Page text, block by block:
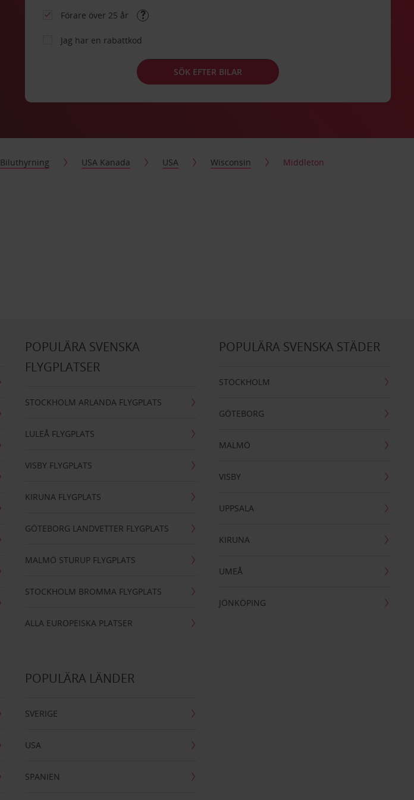
Förare över 25 år
Jag har en rabattkod
SÖK EFTER BILAR
Biluthyrning USA Kanada USA Wisconsin Middleton
POPULÄRA SVENSKA
FLYGPLATSER
STOCKHOLM ARLANDA FLYGPLATS
LULEÅ FLYGPLATS
VISBY FLYGPLATS
KIRUNA FLYGPLATS
GÖTEBORG LANDVETTER FLYGPLATS
MALMÖ STURUP FLYGPLATS
STOCKHOLM BROMMA FLYGPLATS
ALLA EUROPEISKA PLATSER
POPULÄRA SVENSKA STÄDER
STOCKHOLM
GÖTEBORG
MALMÖ
VISBY
UPPSALA
KIRUNA
UMEÅ
JÖNKÖPING
POPULÄRA LÄNDER
SVERIGE
USA
SPANIEN